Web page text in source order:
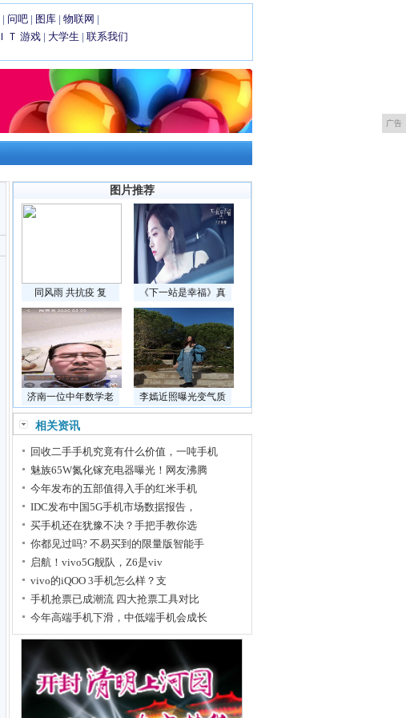
| 问吧 | 图库 | 物联网 |
ＩＴ 游戏 | 大学生 | 联系我们
广告
图片推荐
同风雨 共抗疫 复 《下一站是幸福》真
济南一位中年数学老 李嫣近照曝光变气质
相关资讯
回收二手手机究竟有什么价值，一吨手机
魅族65W氮化镓充电器曝光！网友沸腾
今年发布的五部值得入手的红米手机
IDC发布中国5G手机市场数据报告，
买手机还在犹豫不决？手把手教你选
你都见过吗? 不易买到的限量版智能手
启航！vivo5G舰队，Z6是viv
vivo的iQOO 3手机怎么样？支
手机抢票已成潮流 四大抢票工具对比
今年高端手机下滑，中低端手机会成长